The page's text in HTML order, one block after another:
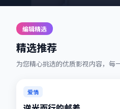
编辑精选
精选推荐
为您精心挑选的优质影视内容，每
热播
爱情